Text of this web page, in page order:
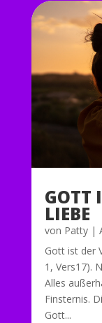
GOTT
LIEBE
von Patty|
Gott ist der
1, Vers17).
Alles
Finsternis.
Gott...